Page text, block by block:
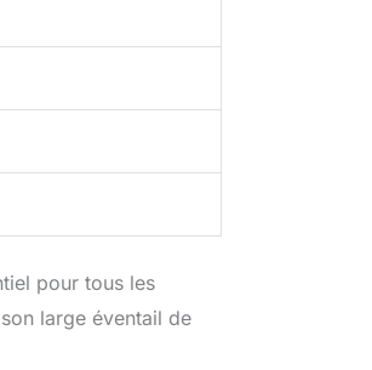
pour tous les
large éventail de